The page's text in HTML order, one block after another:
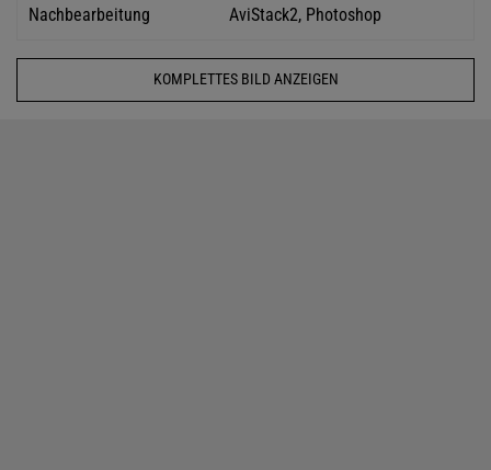
Nachbearbeitung AviStack2, Photoshop
KOMPLETTES BILD ANZEIGEN